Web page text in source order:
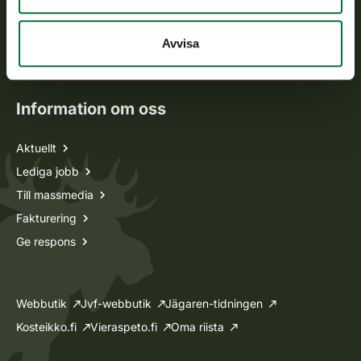
Avvisa
Jaktkort
Ansökan om licenser och dispenser
Information om oss
Aktuellt
Lediga jobb
Till massmedia
Fakturering
Ge respons
Webbutik Jvf-webbutik
Jägaren-tidningen
Kosteikko.fi
Vieraspeto.fi Oma riista